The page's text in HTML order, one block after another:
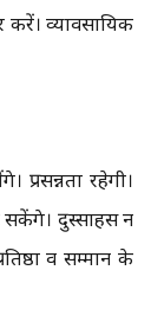
करें। व्यावसायिक
प्रसन्नता रहेगी।
सकेंगे। दुस्साहस न
व सम्मान के